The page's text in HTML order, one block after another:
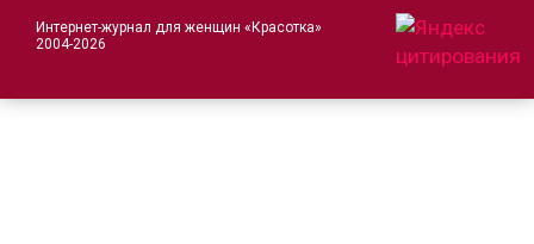
Интернет-журнал для женщин «Красотка»
2004-2026